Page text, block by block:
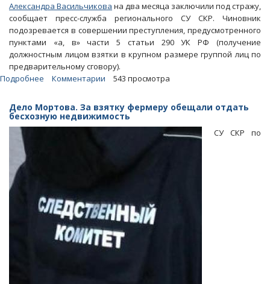
Александра Васильчикова на два месяца заключили под стражу,
сообщает пресс-служба регионального СУ СКР. Чиновник
подозревается в совершении преступления, предусмотренного
пунктами «а, в» части 5 статьи 290 УК РФ (получение
должностным лицом взятки в крупном размере группой лиц по
предварительному сговору).
Подробнее
сообщника
Олега
Мортова
Комментарии 543 просмотра
Дело Мортова. За взятку фермеру обещали отдать
бесхозную недвижимость
СУ СКР по